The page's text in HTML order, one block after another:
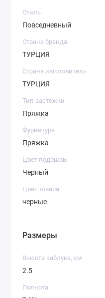
Стиль
Повседневный
Страна бренда
ТУРЦИЯ
Страна изготовитель
ТУРЦИЯ
Тип застежки
Пряжка
Фурнитура
Пряжка
Цвет подошвы
Черный
Цвет товара
черные
Размеры
Высота каблука, см
2.5
Полнота